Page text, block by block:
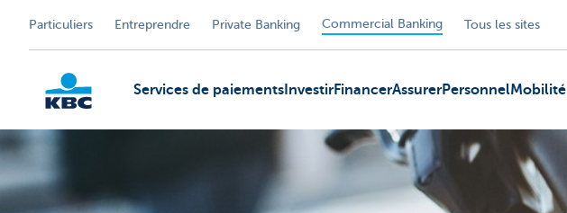
Particuliers Entreprendre Private Banking Commercial Banking Tous les sites
KBC
Services de paiements InvestirFinancerAssurerPersonnelMobilité